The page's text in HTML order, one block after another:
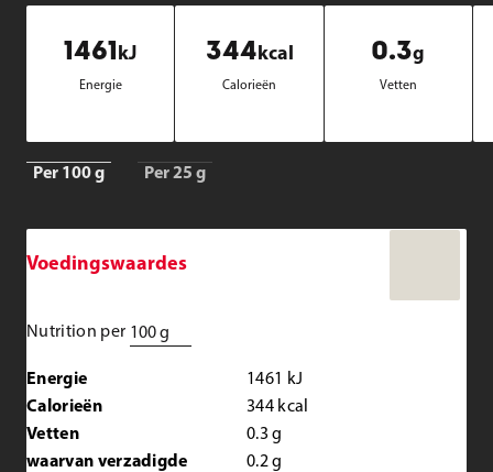
1461kJ
Ener­gie
344kcal
Ca­lo­rie­ën
0.3g
Vet­ten
Per 100 g Per 25 g
Voedingswaardes
Nutrition per 100 g
Energie 1461
kJ
Calorieën
344 kcal
Vetten
0.3 g
waarvan verzadigde
0.2 g